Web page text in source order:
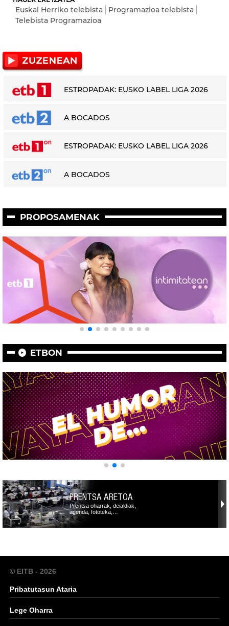
Euskal Herriko telebista
Programazioa telebista
Telebista Programazioa
ESTROPADAK: EUSKO LABEL LIGA 2026
A BOCADOS
ESTROPADAK: EUSKO LABEL LIGA 2026
A BOCADOS
PROPOSAMENAK
ETBON
PRENTSA ARETOA
Prentsa oharrak, deialdiak,
agenda, fototeka,…
© EITB - 2026
Pribatutasun Ataria
Lege Oharra